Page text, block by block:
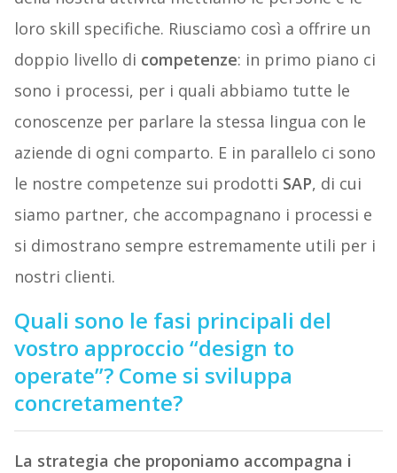
loro skill specifiche. Riusciamo così a offrire un
doppio livello di competenze: in primo piano ci
sono i processi, per i quali abbiamo tutte le
conoscenze per parlare la stessa lingua con le
aziende di ogni comparto. E in parallelo ci sono
le nostre competenze sui prodotti SAP, di cui
siamo partner, che accompagnano i processi e
si dimostrano sempre estremamente utili per i
nostri clienti.
Quali sono le fasi principali del
vostro approccio “design to
operate”? Come si sviluppa
concretamente?
La strategia che proponiamo accompagna i